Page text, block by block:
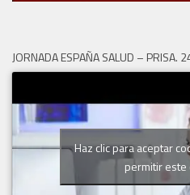
JORNADA ESPAÑA SALUD – PRISA.
Haz clic para aceptar
permitir